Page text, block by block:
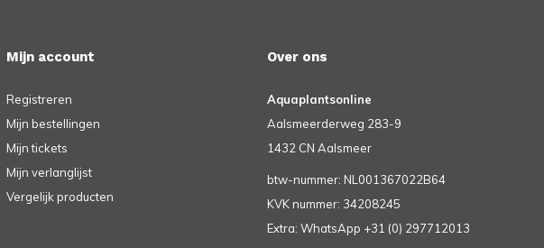
Mijn account
Registreren
Mijn bestellingen
Mijn tickets
Mijn verlanglijst
Vergelijk producten
Over ons
Aquaplantsonline
Aalsmeerderweg 283-9
1432 CN Aalsmeer
btw-nummer: NL001367022B64
KVK nummer: 34208245
Extra: WhatsApp +31 (0) 297712013